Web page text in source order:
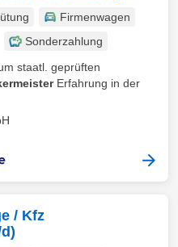
Firmenwagen
Sonderzahlung
staatl. geprüften
Erfahrung in der
/ Kfz